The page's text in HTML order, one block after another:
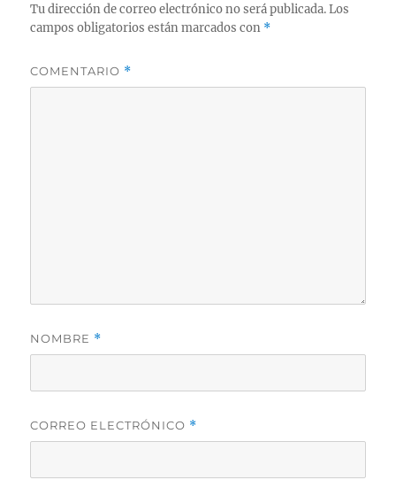
Tu dirección de correo electrónico no será publicada. Los
campos obligatorios están marcados con *
COMENTARIO *
NOMBRE *
CORREO ELECTRÓNICO *